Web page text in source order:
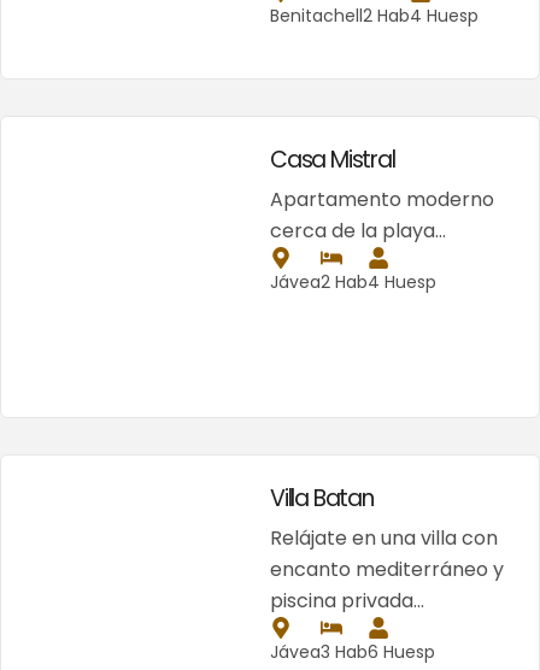
Benitachell2 Hab4 Huesp
Casa Mistral
Apartamento moderno
cerca de la playa…
Jávea2 Hab4 Huesp
Villa Batan
Relájate en una villa con
encanto mediterráneo y
piscina privada…
Jávea3 Hab6 Huesp